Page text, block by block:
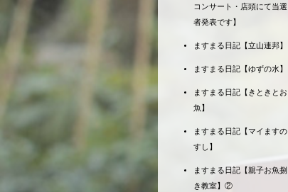
コンサート・店頭にて当選
者発表です】
ますまる日記【立山連邦】
ますまる日記【ゆずの水】
ますまる日記【きときとお
魚】
ますまる日記【マイますの
すし】
ますまる日記【親子お魚捌
き教室】②